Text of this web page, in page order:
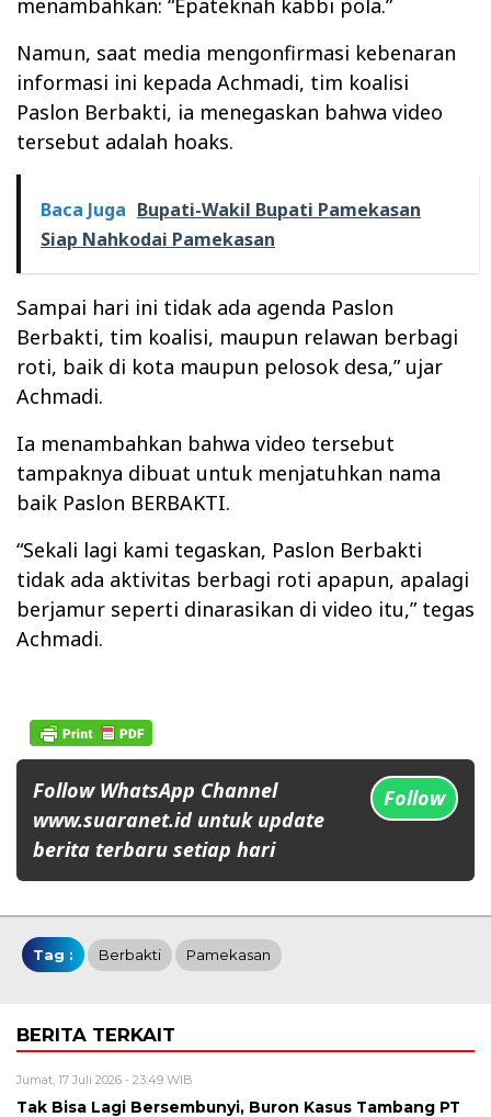
menambahkan: “Epateknah kabbi pola.”
Namun, saat media mengonfirmasi kebenaran
informasi ini kepada Achmadi, tim koalisi
Paslon Berbakti, ia menegaskan bahwa video
tersebut adalah hoaks.
Baca Juga Bupati-Wakil Bupati Pamekasan
Siap Nahkodai Pamekasan
Sampai hari ini tidak ada agenda Paslon
Berbakti, tim koalisi, maupun relawan berbagi
roti, baik di kota maupun pelosok desa,” ujar
Achmadi.
Ia menambahkan bahwa video tersebut
tampaknya dibuat untuk menjatuhkan nama
baik Paslon BERBAKTI.
“Sekali lagi kami tegaskan, Paslon Berbakti
tidak ada aktivitas berbagi roti apapun, apalagi
berjamur seperti dinarasikan di video itu,” tegas
Achmadi.
Follow WhatsApp Channel
www.suaranet.id untuk update
berita terbaru setiap hari
Follow
Tag : Berbakti Pamekasan
BERITA TERKAIT
Jumat, 17 Juli 2026 - 23:49 WIB
Tak Bisa Lagi Bersembunyi, Buron Kasus Tambang PT